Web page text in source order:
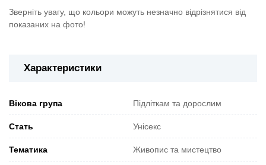
Зверніть увагу, що кольори можуть незначно відрізнятися від
показаних на фото!
Характеристики
Вікова група Підліткам та дорослим
Стать Унісекс
Тематика Живопис та мистецтво